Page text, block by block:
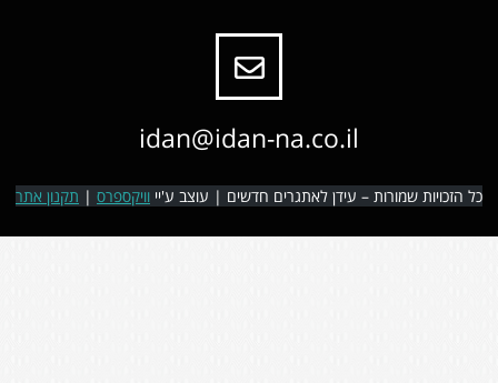
idan@idan-na.co.il
כל הזכויות שמורות – עידן לאתגרים חדשים | עוצב ע'יי וויקספרס | תקנון אתר